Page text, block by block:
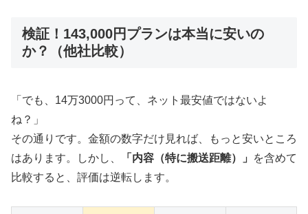
検証！143,000円プランは本当に安いの
か？（他社比較）
「でも、14万3000円って、ネット最安値ではないよ
ね？」
その通りです。金額の数字だけ見れば、もっと安いところ
はあります。しかし、
「内容（特に搬送距離）」
を含めて
比較すると、評価は逆転します。